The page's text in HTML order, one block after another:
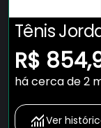
Tênis
R$
há cerca de 2
Ver